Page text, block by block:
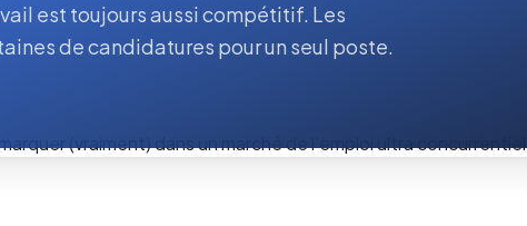
est toujours aussi compétitif. Les
de candidatures pour un seul poste.